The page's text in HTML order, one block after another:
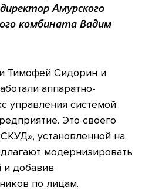
Амурского
комбината Вадим
Тимофей Сидорин и
аппаратно-
управления системой
Это своего
установленной на
модернизировать
и добавив
по лицам.